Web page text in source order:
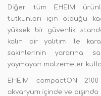
Diğer tüm EHEIM
tutkunları için olduğu
yüksek bir güvenlik
kalın bir yalıtım ile
sakinlerinin yararına
yaymayan malzemeler
EHEIM compactON
akvaryum içinde ve